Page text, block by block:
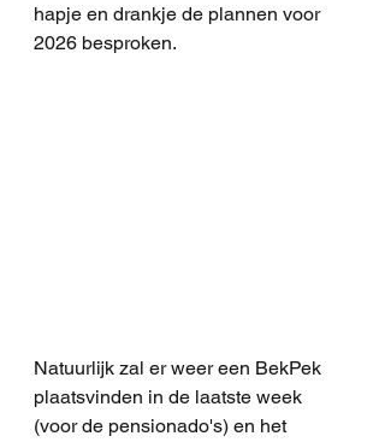
hapje en drankje de plannen voor
2026 besproken.
Natuurlijk zal er weer een BekPek
plaatsvinden in de laatste week
(voor de pensionado's) en het